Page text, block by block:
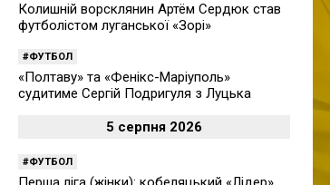
Колишній ворсклянин Артём Сердюк став
футболістом луганської «Зорі»
ФУТБОЛ
«Полтаву» та «Фенікс-Маріуполь»
судитиме Сергій Подригуля з Луцька
5 серпня 2026
ФУТБОЛ